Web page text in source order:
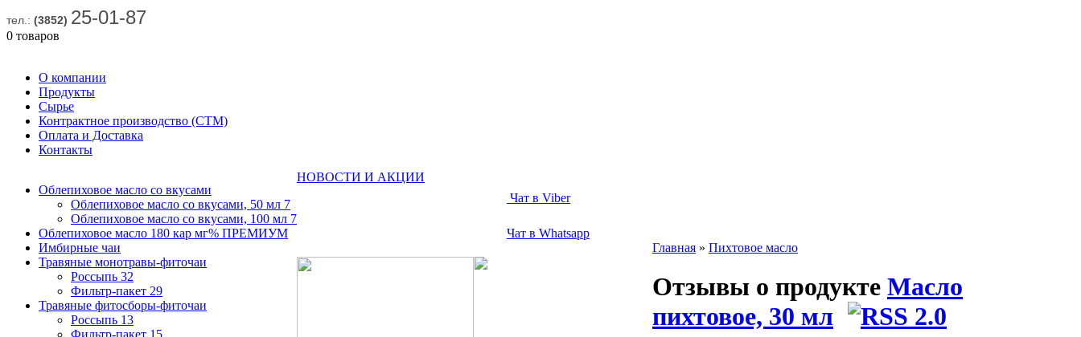
тел.: (3852) 25-01-87
0 товаров
О компании
Продукты
Сырье
Контрактное производство (СТМ)
Оплата и Доставка
Контакты
Облепиховое масло со вкусами
Облепиховое масло со вкусами, 50 мл 7
Облепиховое масло со вкусами, 100 мл 7
Облепиховое масло 180 кар мг% ПРЕМИУМ
Имбирные чаи
Травяные монотравы-фиточаи
Россыпь 32
Фильтр-пакет 29
Травяные фитосборы-фиточаи
Россыпь 13
Фильтр-пакет 15
НОВОСТИ И АКЦИИ
Чат в Viber
Чат в Whatsapp
Главная » Пихтовое масло
Отзывы о продукте Масло
пихтовое, 30 мл